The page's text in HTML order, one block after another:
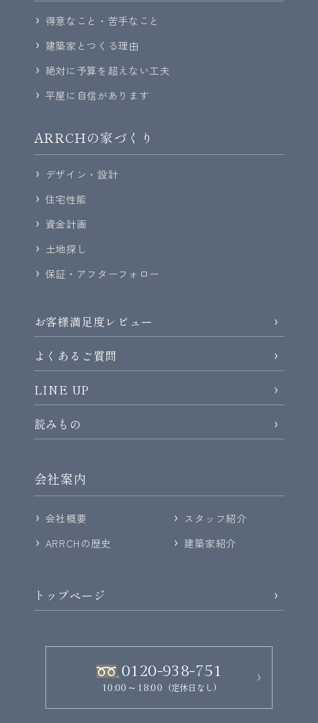
0120-938-751
10:00～18:00 (定休日なし)
得意なこと・苦手なこと
建築家とつくる理由
絶対に予算を超えない工夫
平屋に自信があります
ARRCHの家づくり
デザイン・設計
住宅性能
資金計画
土地探し
保証・アフターフォロー
お客様満足度レビュー
よくあるご質問
LINE UP
読みもの
会社案内
会社概要
ARRCHの歴史
スタッフ紹介
建築家紹介
トップページ